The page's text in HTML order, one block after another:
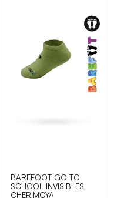
BAREFOOT GO TO
SCHOOL INVISIBLES
CHERIMOYA